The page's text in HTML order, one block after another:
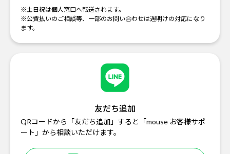
※土日祝は個人窓口へ転送されます。
※公費払いのご相談等、一部のお問い合わせは週明けの対応になり
ます。
友だち追加
QRコードから「友だち追加」すると「mouse お客様サポ
ート」から相談いただけます。